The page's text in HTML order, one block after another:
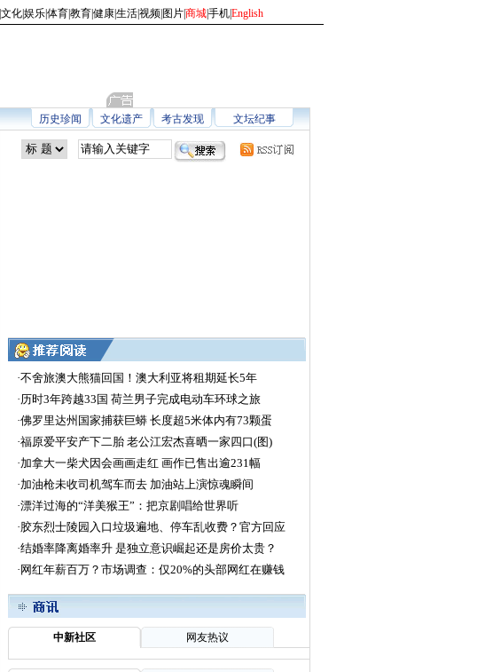
文化娱乐体育教育健康生活视频 图片商城手机English
文坛纪事
考古发现
文化遗产
历史珍闻
·不舍旅澳大熊猫回国！澳大利亚将租期延长5年
·历时3年跨越33国 荷兰男子完成电动车环球之旅
·佛罗里达州国家捕获巨蟒 长度超5米体内有73颗蛋
·福原爱平安产下二胎 老公江宏杰喜晒一家四口(图)
·加拿大一柴犬因会画画走红 画作已售出逾231幅
·加油枪未收司机驾车而去 加油站上演惊魂瞬间
·漂洋过海的“洋美猴王”：把京剧唱给世界听
·胶东烈士陵园入口垃圾遍地、停车乱收费？官方回应
·结婚率降离婚率升 是独立意识崛起还是房价太贵？
· 网红年薪百万？市场调查：仅20%的头部网红在赚钱
中新社区 网友热议